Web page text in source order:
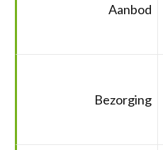
Aanbod
Bezorging